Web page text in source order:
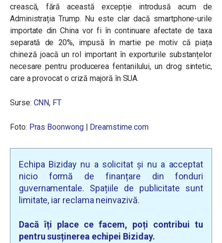
crească, fără această excepție introdusă acum de
Administrația Trump. Nu este clar dacă smartphone-urile
importate din China vor fi în continuare afectate de taxa
separată de 20%, impusă în martie pe motiv că piața
chineză joacă un rol important în exporturile substanțelor
necesare pentru producerea fentanilului, un drog sintetic,
care a provocat o criză majoră în SUA.
Surse: CNN, FT
Foto: Pras Boonwong| Dreamstime.com
Echipa Biziday nu a solicitat și nu a acceptat
nicio formă de finanțare din fonduri
guvernamentale. Spațiile de publicitate sunt
limitate, iar reclama neinvazivă.
Dacă îți place ce facem, poți contribui tu
pentru susținerea echipei Biziday.